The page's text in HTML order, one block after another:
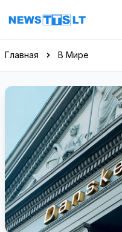
Перейти к содержимому
Главная В Мире